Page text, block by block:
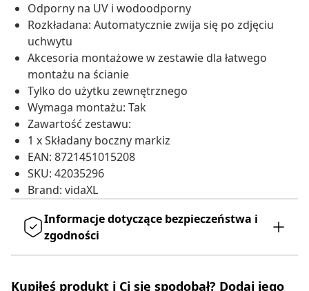
Odporny na UV i wodoodporny
Rozkładana: Automatycznie zwija się po zdjęciu
uchwytu
Akcesoria montażowe w zestawie dla łatwego
montażu na ścianie
Tylko do użytku zewnętrznego
Wymaga montażu: Tak
Zawartość zestawu:
1 x Składany boczny markiz
EAN: 8721451015208
SKU: 42035296
Brand: vidaXL
Informacje dotyczące bezpieczeństwa i
zgodności
Kupiłeś produkt i Ci się spodobał? Dodaj jego